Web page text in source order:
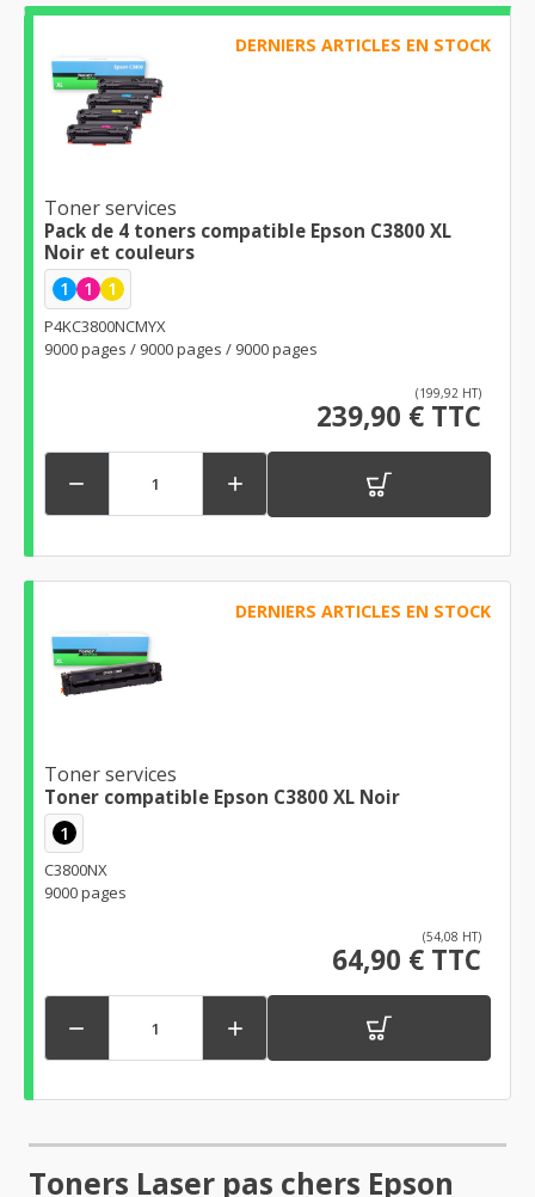
DERNIERS ARTICLES EN STOCK
Toner services
Pack de 4 toners compatible Epson C3800 XL
Noir et couleurs
1 1 1
P4KC3800NCMYX
9000 pages / 9000 pages / 9000 pages
(199,92 HT)
239,90 € TTC
 
DERNIERS ARTICLES EN STOCK
Toner services
Toner compatible Epson C3800 XL Noir
1
C3800NX
9000 pages
(54,08 HT)
64,90 € TTC
 
Toners Laser pas chers Epson